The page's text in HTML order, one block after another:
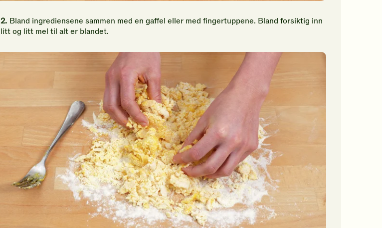
2. Bland ingrediensene sammen med en gaffel eller med fingertuppene. Bland forsiktig inn
litt og litt mel til alt er blandet.